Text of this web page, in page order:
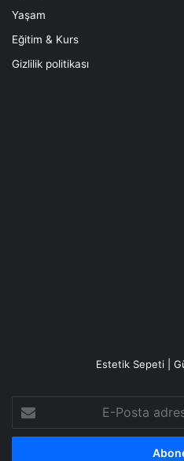
Yaşam
Eğitim & Kurs
Gizlilik politikası
Estetik Sepeti |
Posta
adresinizi